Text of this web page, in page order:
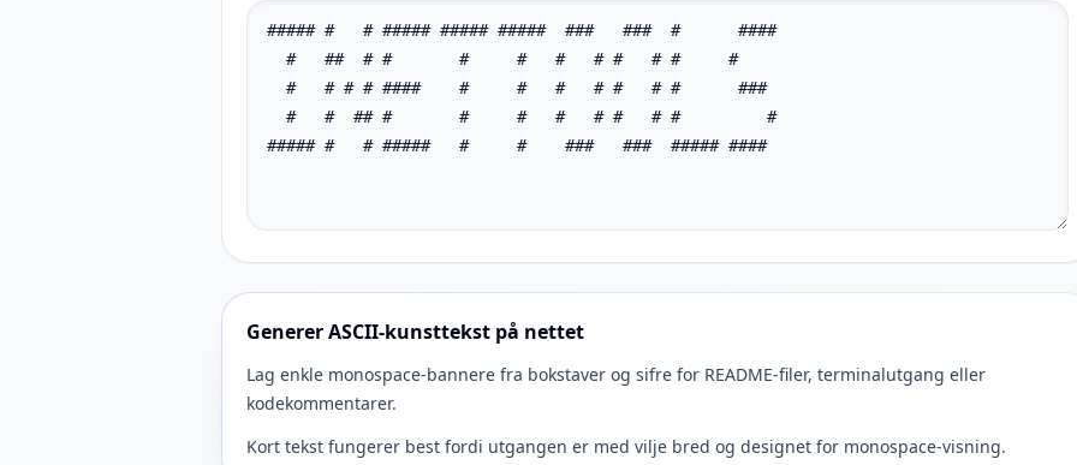
Generer ASCII-kunsttekst på nettet
Lag enkle monospace-bannere fra bokstaver og sifre for README-filer, terminalutgang eller
kodekommentarer.
Kort tekst fungerer best fordi utgangen er med vilje bred og designet for monospace-visning.